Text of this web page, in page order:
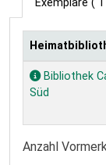
Exemplare (
Exemplare
Bibliothek
Süd
Anzahl